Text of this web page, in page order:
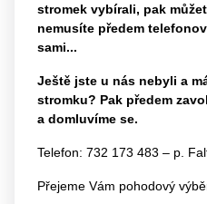
stromek vybírali, pak
nemusíte předem
sami...
Ještě jste u nás nebyli a
stromku? Pak předem
a domluvíme se.
Telefon: 732 173 483 – p.
Přejeme Vám pohodový